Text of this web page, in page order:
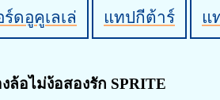
ดอูคูเลเล่ แทปกีต้าร์ แ
ล้อไม่ง้อสองรัก SPRITE